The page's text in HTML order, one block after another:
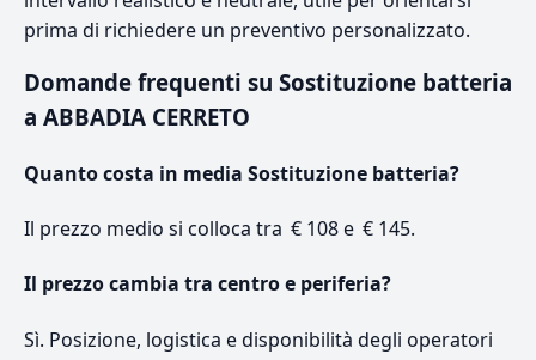
prima di richiedere un preventivo personalizzato.
Domande frequenti su Sostituzione batteria
a ABBADIA CERRETO
Quanto costa in media Sostituzione batteria?
Il prezzo medio si colloca tra € 108 e € 145.
Il prezzo cambia tra centro e periferia?
Sì. Posizione, logistica e disponibilità degli operatori